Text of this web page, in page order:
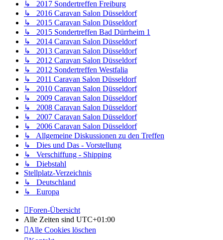
↳ 2017 Sondertreffen Freiburg
↳ 2016 Caravan Salon Düsseldorf
↳ 2015 Caravan Salon Düsseldorf
↳ 2015 Sondertreffen Bad Dürrheim 1
↳ 2014 Caravan Salon Düsseldorf
↳ 2013 Caravan Salon Düsseldorf
↳ 2012 Caravan Salon Düsseldorf
↳ 2012 Sondertreffen Westfalia
↳ 2011 Caravan Salon Düsseldorf
↳ 2010 Caravan Salon Düsseldorf
↳ 2009 Caravan Salon Düsseldorf
↳ 2008 Caravan Salon Düsseldorf
↳ 2007 Caravan Salon Düsseldorf
↳ 2006 Caravan Salon Düsseldorf
↳ Allgemeine Diskussionen zu den Treffen
↳ Dies und Das - Vorstellung
↳ Verschiffung - Shipping
↳ Diebstahl
Stellplatz-Verzeichnis
↳ Deutschland
↳ Europa
Foren-Übersicht
Alle Zeiten sind UTC+01:00
Alle Cookies löschen